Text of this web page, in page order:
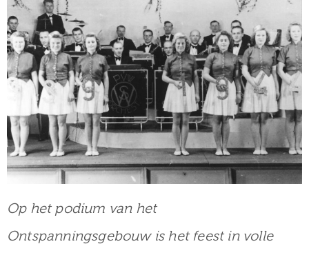
Op het podium van het
Ontspanningsgebouw is het feest in volle